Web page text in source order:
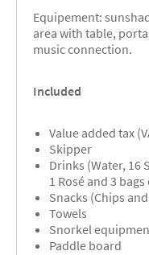
Equipement:
area with table,
music connection.
Included
Value added tax
Skipper
Drinks (Water, 16
1 Rosé and 3 bags
Snacks (Chips
Towels
Snorkel
Paddle board